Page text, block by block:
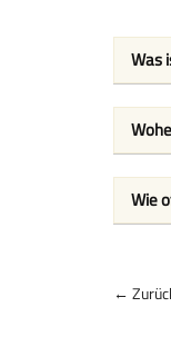
Was
Wie
←